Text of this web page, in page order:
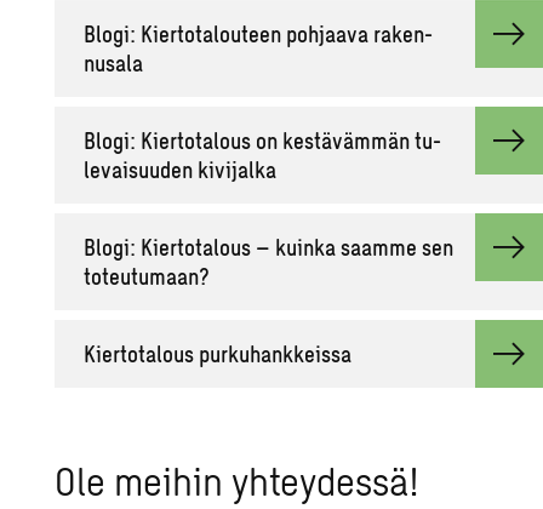
Blogi: Kier­to­ta­lou­teen poh­jaa­va ra­ken­
nusa­la
Blogi: Kier­to­ta­lous on kes­tä­väm­män tu­
le­vai­suu­den ki­vi­jal­ka
Blogi: Kier­to­ta­lous – kuin­ka saam­me sen
to­teu­tu­maan?
Kier­to­ta­lous pur­ku­hank­keis­sa
Ole mei­hin yh­tey­des­sä!